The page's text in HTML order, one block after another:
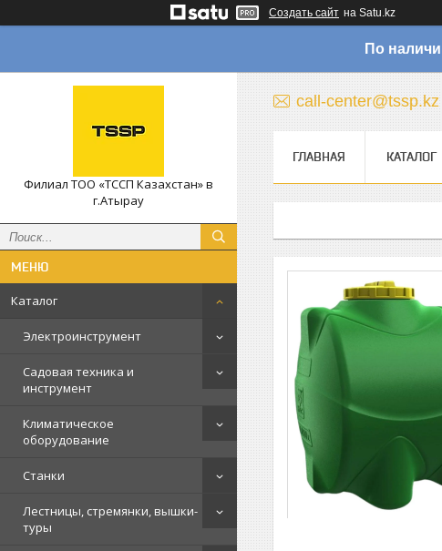
Создать сайт на Satu.kz
По
Филиал ТОО «ТССП Казахстан» в
г.Атырау
Каталог
Электроинструмент
Садовая техника и
инструмент
Климатическое
оборудование
Станки
Лестницы, стремянки, вышки-
туры
call-center@tssp.kz
ГЛАВНАЯ КАТАЛОГ